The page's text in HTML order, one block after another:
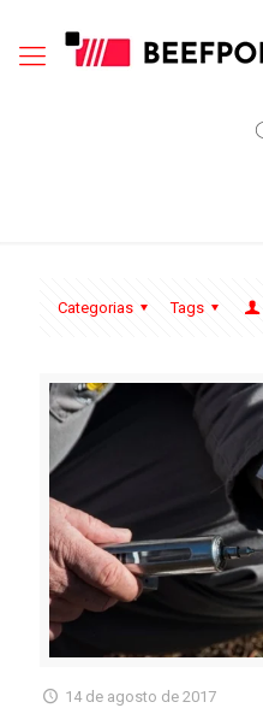
Categorias Tags
14 de agosto de 2017